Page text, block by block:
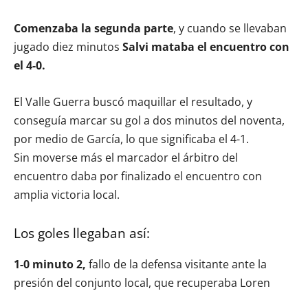
Comenzaba la segunda parte, y cuando se llevaban
jugado diez minutos Salvi mataba el encuentro con
el 4-0.
El Valle Guerra buscó maquillar el resultado, y
conseguía marcar su gol a dos minutos del noventa,
por medio de García, lo que significaba el 4-1.
Sin moverse más el marcador el árbitro del
encuentro daba por finalizado el encuentro con
amplia victoria local.
Los goles llegaban así:
1-0 minuto 2, fallo de la defensa visitante ante la
presión del conjunto local, que recuperaba Loren